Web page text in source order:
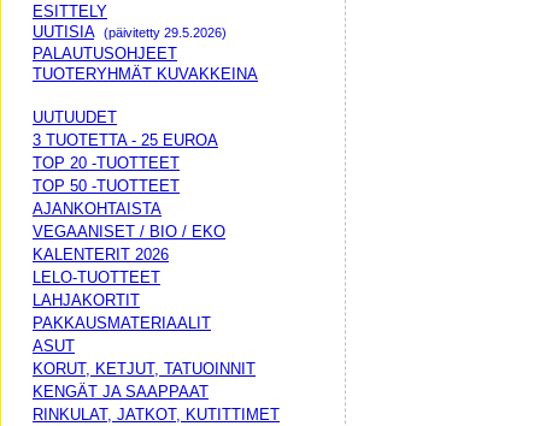
ESITTELY
UUTISIA
(päivitetty 29.5.2026)
PALAUTUSOHJEET
TUOTERYHMÄT KUVAKKEINA
UUTUUDET
3 TUOTETTA - 25 EUROA
TOP 20 -TUOTTEET
TOP 50 -TUOTTEET
AJANKOHTAISTA
VEGAANISET / BIO / EKO
KALENTERIT 2026
LELO-TUOTTEET
LAHJAKORTIT
PAKKAUSMATERIAALIT
ASUT
KORUT, KETJUT, TATUOINNIT
KENGÄT JA SAAPPAAT
RINKULAT, JATKOT, KUTITTIMET